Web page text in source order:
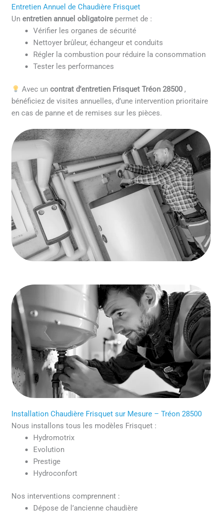
Entretien Annuel de Chaudière Frisquet
Unentretien annuel obligatoire permet de :
Vérifier les organes de sécurité
Nettoyer brûleur, échangeur et conduits
Régler la combustion pour réduire la consommation
Tester les performances
Avec un contrat d’entretien Frisquet Tréon 28500 ,
bénéficiez de visites annuelles, d’une intervention prioritaire
en cas de panne et de remises sur les pièces.
Installation Chaudière Frisquet sur Mesure – Tréon 28500
Nous installons tous les modèles Frisquet :
Hydromotrix
Evolution
Prestige
Hydroconfort
Nos interventions comprennent :
Dépose de l’ancienne chaudière